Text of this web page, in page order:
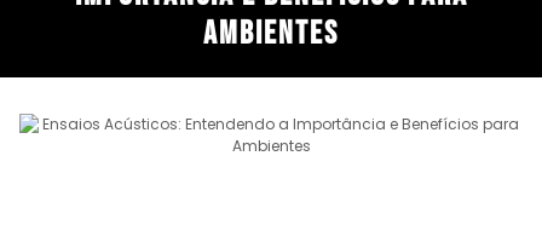
Ambientes